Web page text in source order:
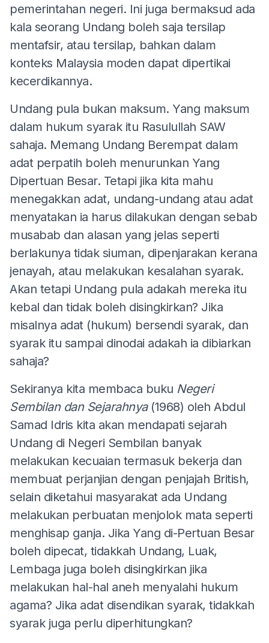
pemerintahan negeri. Ini juga bermaksud ada
kala seorang Undang boleh saja tersilap
mentafsir, atau tersilap, bahkan dalam
konteks Malaysia moden dapat dipertikai
kecerdikannya.
Undang pula bukan maksum. Yang maksum
dalam hukum syarak itu Rasulullah SAW
sahaja. Memang Undang Berempat dalam
adat perpatih boleh menurunkan Yang
Dipertuan Besar. Tetapi jika kita mahu
menegakkan adat, undang-undang atau adat
menyatakan ia harus dilakukan dengan sebab
musabab dan alasan yang jelas seperti
berlakunya tidak siuman, dipenjarakan kerana
jenayah, atau melakukan kesalahan syarak.
Akan tetapi Undang pula adakah mereka itu
kebal dan tidak boleh disingkirkan? Jika
misalnya adat (hukum) bersendi syarak, dan
syarak itu sampai dinodai adakah ia dibiarkan
sahaja?
Sekiranya kita membaca buku Negeri
Sembilan dan Sejarahnya(1968) oleh Abdul
Samad Idris kita akan mendapati sejarah
Undang di Negeri Sembilan banyak
melakukan kecuaian termasuk bekerja dan
membuat perjanjian dengan penjajah British,
selain diketahui masyarakat ada Undang
melakukan perbuatan menjolok mata seperti
menghisap ganja. Jika Yang di-Pertuan Besar
boleh dipecat, tidakkah Undang, Luak,
Lembaga juga boleh disingkirkan jika
melakukan hal-hal aneh menyalahi hukum
agama? Jika adat disendikan syarak, tidakkah
syarak juga perlu diperhitungkan?